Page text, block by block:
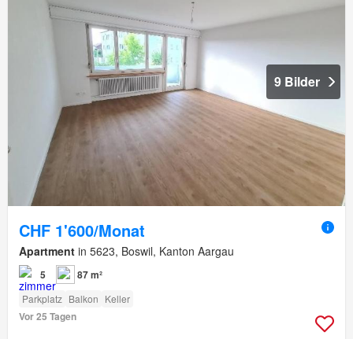
9 Bilder
CHF 1'600/Monat
Apartment in 5623, Boswil, Kanton Aargau
5 87 m²
Parkplatz Balkon Keller
Vor 25 Tagen